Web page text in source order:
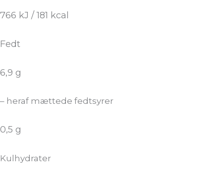
766 kJ / 181 kcal
Fedt
6,9 g
– heraf mættede fedtsyrer
0,5 g
Kulhydrater